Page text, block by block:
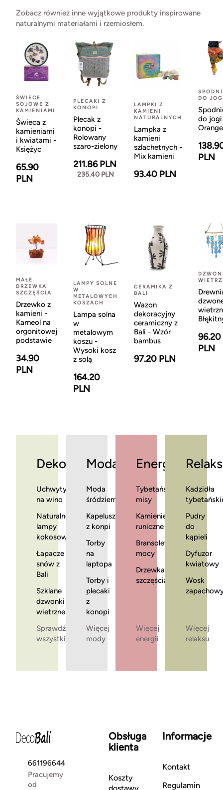
Zobacz również inne wyjątkowe produkty inspirowane
naturalnymi materiałami i rzemiosłem.
ŚWIECE
SOJOWE Z
KAMIENIAMI
Świeca z
kamieniami
i kwiatami -
Księżyc
65.90
PLN
PLECAKI Z
KONOPI
Plecak z
konopi -
Rolowany
szaro-zielony
211.86 PLN
235.40 PLN
LAMPKI Z
KAMIENI
NATURALNYCH
Lampka z
kamieni
szlachetnych -
Mix kamieni
93.40 PLN
DO
do
Orange
PLN
MAŁE
DRZEWKA
SZCZĘŚCIA
Drzewko z
kamieni -
Karneol na
orgonitowej
podstawie
34.90
PLN
LAMPY SOLNE
W
METALOWYCH
KOSZACH
Lampa solna
w
metalowym
koszu -
Wysoki kosz
z solą
164.20
PLN
CERAMIKA Z
BALI
Wazon
dekoracyjny
ceramiczny z
Bali - Wzór
bambus
97.20 PLN
96.20
PLN
Dekoracje
Uchwyty
na wino
Naturalne
lampy
kokosowe
Łapacze
snów z
Bali
Szklane
dzwonki
wietrzne
Sprawdź
wszystkie
Moda
Moda
śródziemnomorska
Kapelusze
z konpi
Torby
na
laptopa
Torby i
plecaki
z
konopi
Więcej
mody
Energia
Tybetańskie
misy
Kamienie
runiczne
Bransoletki
mocy
Drzewka
szczęścia
Więcej
energii
Relaks
Kadzidła
Pudry
do
kąpieli
Dyfuzor
kwiatowy
Wosk
Więcej
relaksu
661196644
Pracujemy
od
Obsługa
klienta
Koszty
Informacje
Kontakt
Regulamin